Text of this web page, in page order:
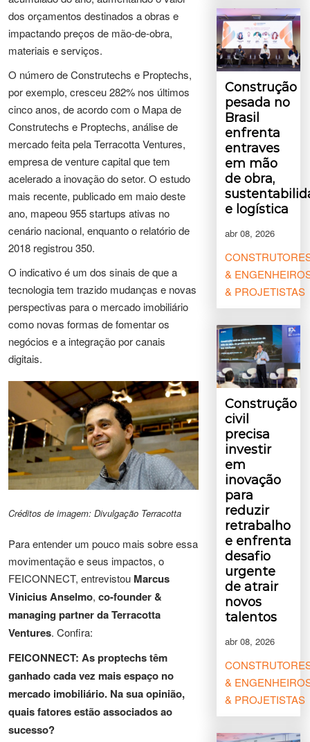
dos orçamentos destinados a obras e
impactando preços de mão-de-obra,
materiais e serviços.
O número de Construtechs e Proptechs,
por exemplo, cresceu 282% nos últimos
cinco anos, de acordo com o Mapa de
Construtechs e Proptechs, análise de
mercado feita pela Terracotta Ventures,
empresa de venture capital que tem
acelerado a inovação do setor. O estudo
mais recente, publicado em maio deste
ano, mapeou 955 startups ativas no
cenário nacional, enquanto o relatório de
2018 registrou 350.
O indicativo é um dos sinais de que a
tecnologia tem trazido mudanças e novas
perspectivas para o mercado imobiliário
como novas formas de fomentar os
negócios e a integração por canais
digitais.
Créditos de imagem: Divulgação Terracotta
Para entender um pouco mais sobre essa
movimentação e seus impactos, o
FEICONNECT, entrevistou Marcus
Vinicius Anselmo, co-founder &
managing partner da Terracotta
Ventures. Confira:
FEICONNECT: As proptechs têm
ganhado cada vez mais espaço no
mercado imobiliário. Na sua opinião,
quais fatores estão associados ao
sucesso?
Construção
pesada no
Brasil
enfrenta
entraves
em mão
de obra,
e logística
abr 08, 2026
&
& PROJETISTAS
Construção
civil
precisa
investir
em
inovação
para
reduzir
retrabalho
e enfrenta
desafio
urgente
de atrair
novos
talentos
abr 08, 2026
&
& PROJETISTAS